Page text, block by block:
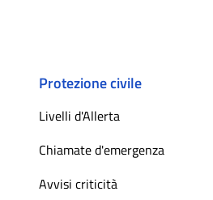
Protezione civile
Livelli d'Allerta
Chiamate d'emergenza
Avvisi criticità